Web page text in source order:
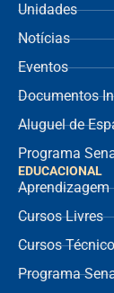
Unidades
Notícias
Eventos
Documentos
Aluguel de
Programa
EDUCACIONAL
Aprendizagem
Cursos Livres
Cursos
Programa